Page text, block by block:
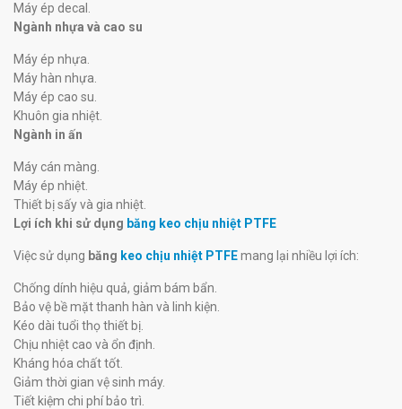
Máy ép decal.
Ngành nhựa và cao su
Máy ép nhựa.
Máy hàn nhựa.
Máy ép cao su.
Khuôn gia nhiệt.
Ngành in ấn
Máy cán màng.
Máy ép nhiệt.
Thiết bị sấy và gia nhiệt.
Lợi ích khi sử dụng băng keo chịu nhiệt PTFE
Việc sử dụng băng keo chịu nhiệt PTFEmang lại nhiều lợi ích:
Chống dính hiệu quả, giảm bám bẩn.
Bảo vệ bề mặt thanh hàn và linh kiện.
Kéo dài tuổi thọ thiết bị.
Chịu nhiệt cao và ổn định.
Kháng hóa chất tốt.
Giảm thời gian vệ sinh máy.
Tiết kiệm chi phí bảo trì.